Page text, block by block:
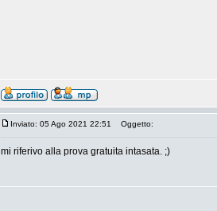
Inviato: 05 Ago 2021 22:51 Oggetto:
mi riferivo alla prova gratuita intasata. ;)